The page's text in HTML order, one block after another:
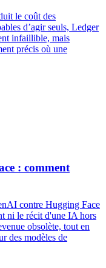
le coût des
d’agir seuls, Ledger
infaillible, mais
précis où une
: comment
contre Hugging Face
ni le récit d'une IA hors
obsolète, tout en
des modèles de